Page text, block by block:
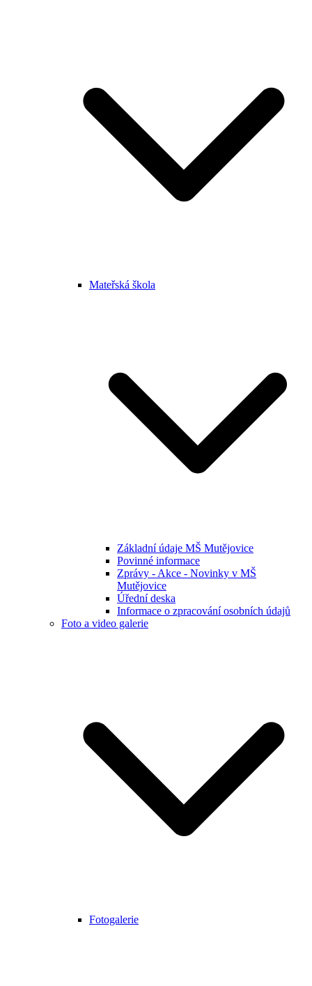
Mateřská škola
Základní údaje MŠ Mutějovice
Povinné informace
Zprávy - Akce - Novinky v MŠ
Mutějovice
Úřední deska
Informace o zpracování osobních údajů
Foto a video galerie
Fotogalerie